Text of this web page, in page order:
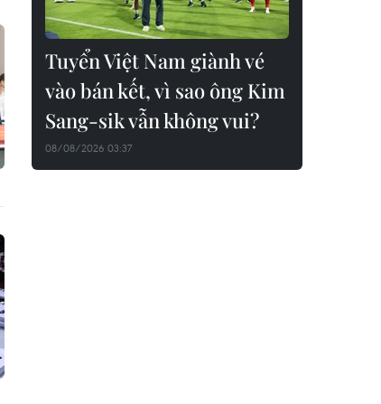
Tuyển Việt Nam giành vé
vào bán kết, vì sao ông Kim
Sang-sik vẫn không vui?
08/08/2026 03:37